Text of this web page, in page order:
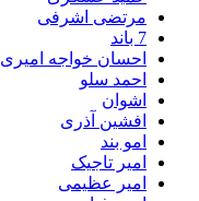
مرتضی اشرفی
7 باند
احسان خواجه امیری
احمد سلو
اشوان
افشین آذری
امو بند
امیر تاجیک
امیر عظیمی